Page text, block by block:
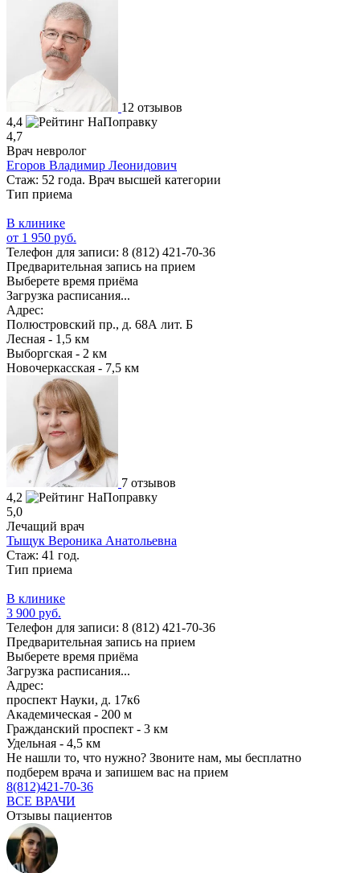
12 отзывов
4,4
4,7
Врач невролог
Егоров Владимир Леонидович
Стаж: 52 года. Врач высшей категории
Тип приема
В клинике
от 1 950 руб.
Телефон для записи: 8 (812) 421-70-36
Предварительная запись на прием
Выберете время приёма
Загрузка расписания...
Адрес:
Полюстровский пр., д. 68А лит. Б
Лесная - 1,5 км
Выборгская - 2 км
Новочеркасская - 7,5 км
7 отзывов
4,2
5,0
Лечащий врач
Тыщук Вероника Анатольевна
Стаж: 41 год.
Тип приема
В клинике
3 900 руб.
Телефон для записи: 8 (812) 421-70-36
Предварительная запись на прием
Выберете время приёма
Загрузка расписания...
Адрес:
проспект Науки, д. 17к6
Академическая - 200 м
Гражданский проспект - 3 км
Удельная - 4,5 км
Не нашли то, что нужно? Звоните нам, мы бесплатно
подберем врача и запишем вас на прием
8(812)421-70-36
ВСЕ ВРАЧИ
Отзывы пациентов